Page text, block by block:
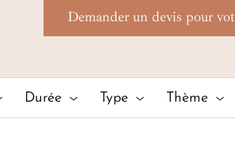
excursions, pour vivre intensément
Demander un devis pour
Durée Type Thème